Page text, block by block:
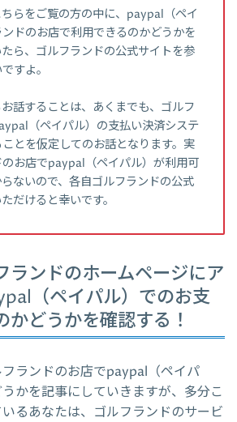
らをご覧の方の中に、paypal（ペイ
ドのお店で利用できるのかどうかを
ら、ゴルフランドの公式サイトを参
すよ。
話することは、あくまでも、ゴルフ
（ペイパル）の支払い決済システ
とを仮定してのお話となります。実
のお店でpaypal（ペイパル）が利用可
ないので、各自ゴルフランドの公式
だけると幸いです。
ランドのホームページにア
（ペイパル）でのお支
かどうかを確認する！
ランドのお店でpaypal（ペイパ
かを記事にしていきますが、多分こ
るあなたは、ゴルフランドのサービ